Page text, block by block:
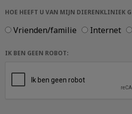
HOE HEEFT U VAN MIJN DIERENKLINIEK
Vrienden/familie Internet
IK BEN GEEN ROBOT: